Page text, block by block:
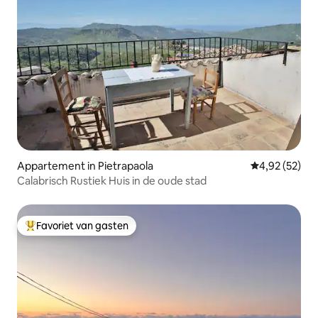
Appartement in Pietrapaola Gemiddelde
4,92 (52)
Calabrisch Rustiek Huis in de oude stad
Topfavoriet van gasten
Favoriet van gasten